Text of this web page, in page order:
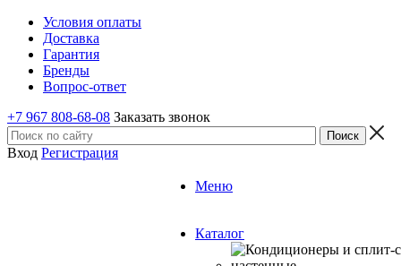
Условия оплаты
Доставка
Гарантия
Бренды
Вопрос-ответ
+7 967 808-68-08 Заказать звонок
Вход Регистрация
Меню
Каталог